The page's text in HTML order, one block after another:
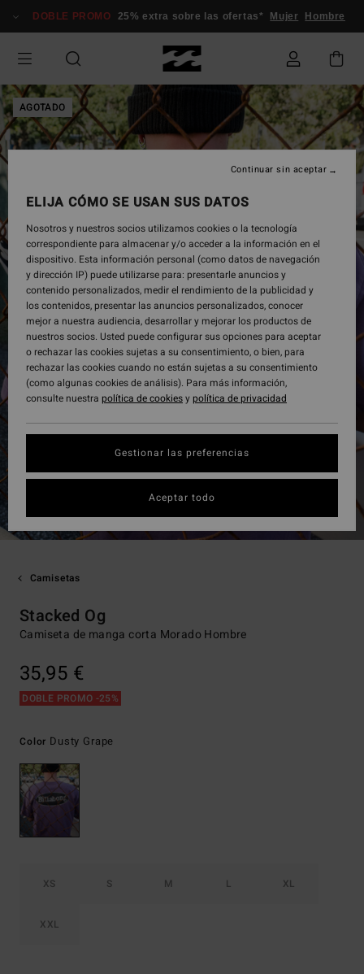
información
producto
DOBLE PROMO 25% extra sobre las ofertas* Mujer Hombre
AGOTADO
Camisetas
Stacked Og
Camiseta de manga corta Morado Hombre
35,95 €
DOBLE PROMO -25%
Color Dusty Grape
XS S M L XL
XXL
ELIJA CÓMO SE USAN SUS DATOS
Nosotros y nuestros socios utilizamos cookies o la tecnología
correspondiente para almacenar y/o acceder a la información en el
dispositivo. Esta información personal (como datos de navegación
y dirección IP) puede utilizarse para: presentarle anuncios y
contenido personalizados, medir el rendimiento de la publicidad y
los contenidos, presentar las anuncios personalizados, conocer
mejor a nuestra audiencia, desarrollar y mejorar los productos de
nuestros socios. Usted puede configurar sus opciones para aceptar
o rechazar las cookies sujetas a su consentimiento, o bien, para
rechazar las cookies cuando no están sujetas a su consentimiento
(como algunas cookies de análisis). Para más información,
consulte nuestra política de cookiesypolítica de privacidad
Gestionar las preferencias
Continuar sin aceptar
Aceptar todo